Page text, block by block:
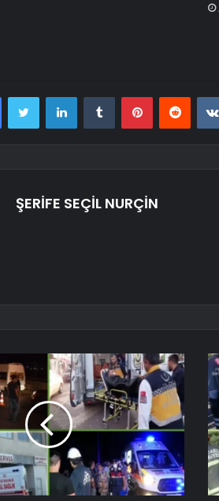
FacebookTwitter LinkedInTumblr Pinterest
ŞERİFE SEÇİL NURÇİN